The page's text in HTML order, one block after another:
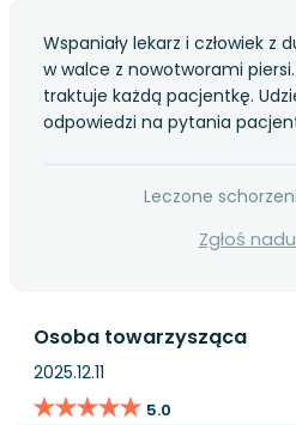
Wspaniały lekarz i człowiek
w walce z nowotworami
traktuje każdą pacjentkę.
odpowiedzi na pytania
Leczone
Zgłoś
Osoba towarzysząca
2025.12.11
★★★★★
★★★★★ 5.0